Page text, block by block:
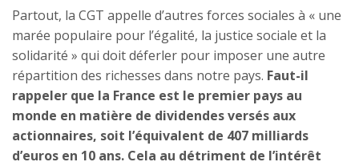
Partout, la CGT appelle d’autres forces sociales à « une
marée populaire pour l’égalité, la justice sociale et la
solidarité » qui doit déferler pour imposer une autre
répartition des richesses dans notre pays. Faut-il
rappeler que la France est le premier pays au
monde en matière de dividendes versés aux
actionnaires, soit l’équivalent de 407 milliards
d’euros en 10 ans. Cela au détriment de l’intérêt